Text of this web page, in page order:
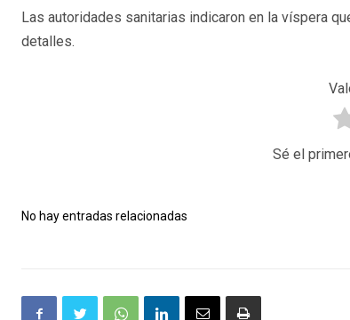
Las autoridades sanitarias indicaron en la víspera
detalles.
Sé el
No hay entradas relacionadas